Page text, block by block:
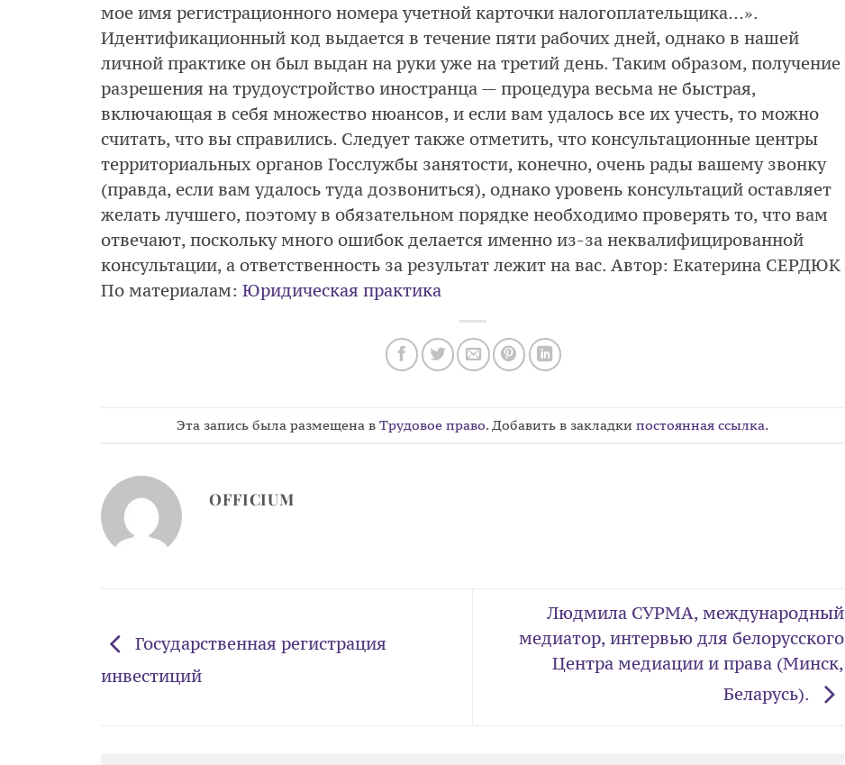
мое имя регистрационного номера учетной карточки налогоплательщика…».
Идентификационный код выдается в течение пяти рабочих дней, однако в нашей
личной практике он был выдан на руки уже на третий день. Таким образом, получение
разрешения на трудоустройство иностранца — процедура весьма не быстрая,
включающая в себя множество нюансов, и если вам удалось все их учесть, то можно
считать, что вы справились. Следует также отметить, что консультационные центры
территориальных органов Госслужбы занятости, конечно, очень рады вашему звонку
(правда, если вам удалось туда дозвониться), однако уровень консультаций оставляет
желать лучшего, поэтому в обязательном порядке необходимо проверять то, что вам
отвечают, поскольку много ошибок делается именно из-за неквалифицированной
консультации, а ответственность за результат лежит на вас. Автор: Екатерина СЕРДЮК
По материалам: Юридическая практика
Эта запись была размещена в Трудовое право. Добавить в закладки постоянная ссылка.
OFFICIUM
Государственная регистрация
инвестиций
Людмила СУРМА, международный
медиатор, интервью для белорусского
Центра медиации и права (Минск,
Беларусь).